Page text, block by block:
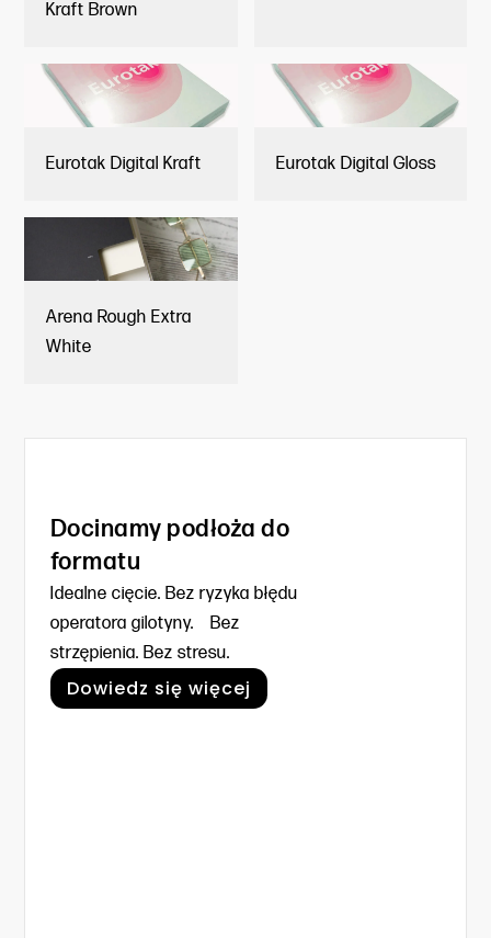
Kraft Brown
Eurotak Digital Kraft Eurotak Digital Gloss
Arena Rough Extra
White
Docinamy podłoża do
formatu
Idealne cięcie. Bez ryzyka błędu
operatora gilotyny. Bez
strzępienia. Bez stresu.
Dowiedz się więcej